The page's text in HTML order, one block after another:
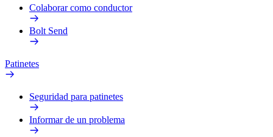
Colaborar como conductor
Bolt Send
Patinetes
Seguridad para patinetes
Informar de un problema